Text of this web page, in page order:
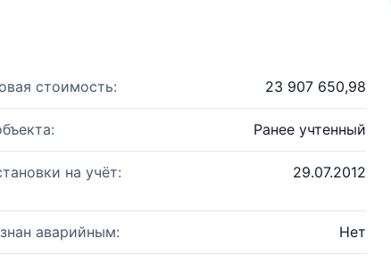
стоимость: 23 907 650,98
Ранее учтенный
на учёт: 29.07.2012
аварийным: Нет